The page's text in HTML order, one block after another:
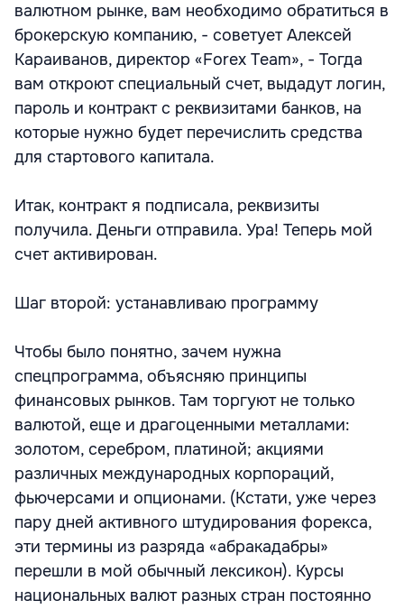
валютном рынке, вам необходимо обратиться в
брокерскую компанию, - советует Алексей
Караиванов, директор «Forex Team», - Тогда
вам откроют специальный счет, выдадут логин,
пароль и контракт с реквизитами банков, на
которые нужно будет перечислить средства
для стартового капитала.
Итак, контракт я подписала, реквизиты
получила. Деньги отправила. Ура! Теперь мой
счет активирован.
Шаг второй: устанавливаю программу
Чтобы было понятно, зачем нужна
спецпрограмма, объясняю принципы
финансовых рынков. Там торгуют не только
валютой, еще и драгоценными металлами:
золотом, серебром, платиной; акциями
различных международных корпораций,
фьючерсами и опционами. (Кстати, уже через
пару дней активного штудирования форекса,
эти термины из разряда «абракадабры»
перешли в мой обычный лексикон). Курсы
национальных валют разных стран постоянно